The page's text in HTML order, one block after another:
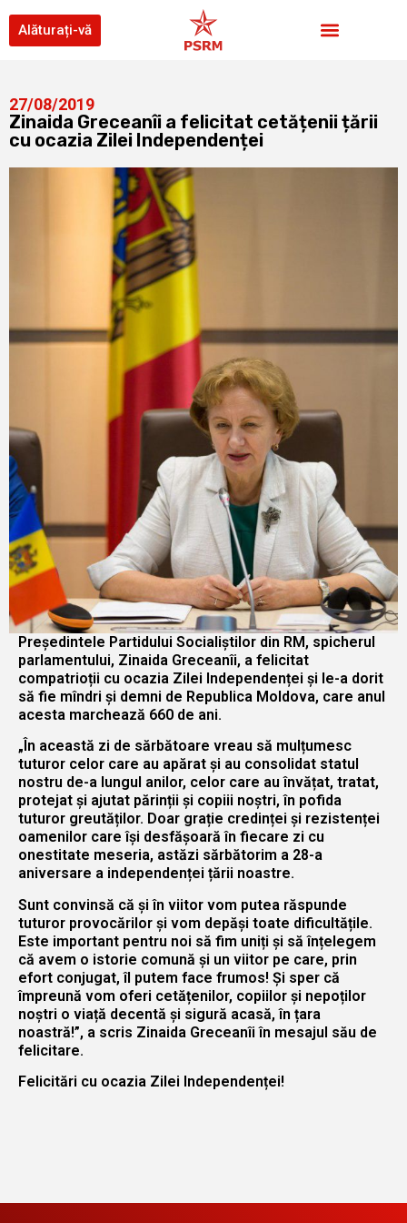
Alăturați-vă
27/08/2019
Zinaida Greceanîi a felicitat cetățenii țării
cu ocazia Zilei Independenței
Președintele Partidului Socialiștilor din RM, spicherul
parlamentului, Zinaida Greceanîi, a felicitat
compatrioții cu ocazia Zilei Independenței și le-a dorit
să fie mîndri și demni de Republica Moldova, care anul
acesta marchează 660 de ani.
„În această zi de sărbătoare vreau să mulțumesc
tuturor celor care au apărat și au consolidat statul
nostru de-a lungul anilor, celor care au învățat, tratat,
protejat și ajutat părinții și copiii noștri, în pofida
tuturor greutăților. Doar grație credinței și rezistenței
oamenilor care își desfășoară în fiecare zi cu
onestitate meseria, astăzi sărbătorim a 28-a
aniversare a independenței țării noastre.
Sunt convinsă că și în viitor vom putea răspunde
tuturor provocărilor și vom depăși toate dificultățile.
Este important pentru noi să fim uniți și să înțelegem
că avem o istorie comună și un viitor pe care, prin
efort conjugat, îl putem face frumos! Și sper că
împreună vom oferi cetățenilor, copiilor și nepoților
noștri o viață decentă și sigură acasă, în țara
noastră!”, a scris Zinaida Greceanîi în mesajul său de
felicitare.
Felicitări cu ocazia Zilei Independenței!